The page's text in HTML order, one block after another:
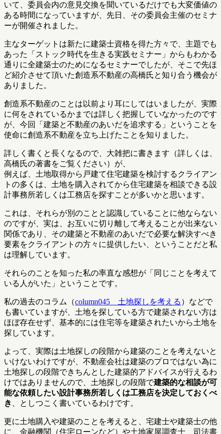
いて、委員会内の意見交換を聞いているだけでも大変価値の
ある時間になっていますが、先日、その委員会主催のセミナ
ーが開催されました。
主なターゲットは新たに建築士資格を得た方々で、主題でも
あった「ストック時代を生きる実践セミナー」からもわかる
通りに全建築士のためになるセミナーでしたが、そこで先ほ
ど紹介させて頂いた創造系不動産の高橋氏と知り合う機会が
ありました。
創造系不動産のことは以前より耳にしてはいましたが、実際
に何をされているかまでは詳しく把握していなかったのです
が、今回「建築と不動産のあいだを追求する」ということを
使命に創造系不動産を立ち上げたことを知りました。
詳しく書くと長くなるので、大雑把に書きます（詳しくは、
高橋氏の著書をご覧ください）が、
例えば、土地取得から戸建て住宅建築を検討するクライアン
トの多くは、土地を購入されてから住宅建築を相談できる設
計事務所若しくは工務店を探すことが多いかと思います。
これは、それらが別のことと認識していることに他ならない
のですが、実は、お互いに切り離して考えることが出来ない
関係であり、その建築と不動産のあいだで必要な解決すべき
要素をクライアントの方々に提供したい、ということだと私
は理解しています。
それらのことを知った私の率直な感想が「同じことを考えて
いる人がいた」ということです。
私の過去のコラム（column045 土地探しを考える ）などで
も書いていますが、土地を探している方で建築されない方は
ほぼ存在せず、基本的には住宅等を建築されたいから土地を
探しています。
よって、実際は土地探しの段階から建築のことを考えないと
いけないわけですが、不動産会社は建築のプロではない為に
土地探しの段階できちんとした建築的アドバイスが行えるわ
けではありませんので、土地探しの段階で建築的な相談が可
能な依頼したい設計事務所若しくは工務店を決定しておくべ
き
、としつこく書いているわけです。
更に土地購入や建築のことを考えると、宅建士や建築士の他
に、金融機関（住宅ローンなど）や土地家屋調査士、司法書